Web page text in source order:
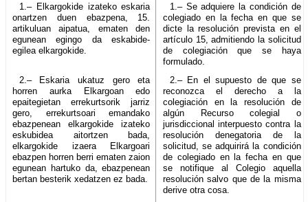
1.– Elkargokide izateko eskaria
onartzen duen ebazpena, 15.
artikuluan aipatua, ematen den
egunean egingo da eskabide-
egilea elkargokide.
1.– Se adquiere la condición de
colegiado en la fecha en que se
dicte la resolución prevista en el
artículo 15, admitiendo la solicitud
de colegiación que se haya
formulado.
2.– Eskaria ukatuz gero eta
horren aurka Elkargoan edo
epaitegietan errekurtsorik jarriz
gero, errekurtsoari emandako
ebazpenean elkargokide izateko
eskubidea aitortzen bada,
elkargokide izaera Elkargoari
ebazpen horren berri ematen zaion
egunean hartuko da, ebazpenean
bertan besterik xedatzen ez bada.
2.– En el supuesto de que se
reconozca el derecho a la
colegiación en la resolución de
algún Recurso colegial o
jurisdiccional interpuesto contra la
resolución denegatoria de la
solicitud, se adquirirá la condición
de colegiado en la fecha en que
se notifique al Colegio aquella
resolución salvo que de la misma
derive otra cosa.